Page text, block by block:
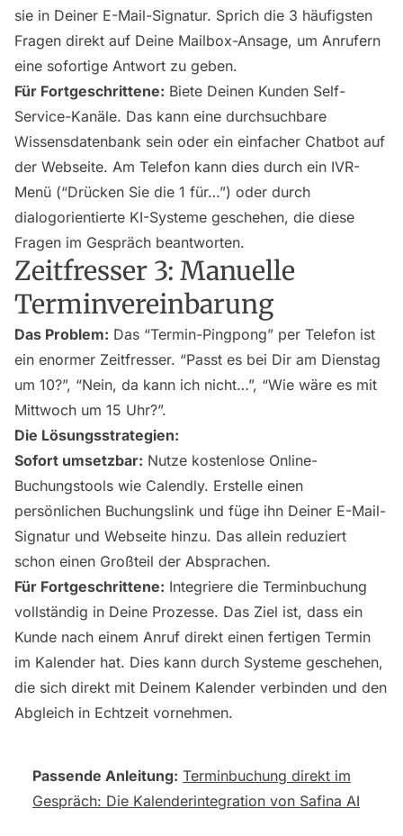
sie in Deiner E-Mail-Signatur. Sprich die 3 häufigsten
Fragen direkt auf Deine Mailbox-Ansage, um Anrufern
eine sofortige Antwort zu geben.
Für Fortgeschrittene: Biete Deinen Kunden Self-
Service-Kanäle. Das kann eine durchsuchbare
Wissensdatenbank sein oder ein einfacher Chatbot auf
der Webseite. Am Telefon kann dies durch ein IVR-
Menü (“Drücken Sie die 1 für…”) oder durch
dialogorientierte KI-Systeme geschehen, die diese
Fragen im Gespräch beantworten.
Zeitfresser 3: Manuelle
Terminvereinbarung
Das Problem: Das “Termin-Pingpong” per Telefon ist
ein enormer Zeitfresser. “Passt es bei Dir am Dienstag
um 10?”, “Nein, da kann ich nicht…”, “Wie wäre es mit
Mittwoch um 15 Uhr?”.
Die Lösungsstrategien:
Sofort umsetzbar: Nutze kostenlose Online-
Buchungstools wie Calendly. Erstelle einen
persönlichen Buchungslink und füge ihn Deiner E-Mail-
Signatur und Webseite hinzu. Das allein reduziert
schon einen Großteil der Absprachen.
Für Fortgeschrittene: Integriere die Terminbuchung
vollständig in Deine Prozesse. Das Ziel ist, dass ein
Kunde nach einem Anruf direkt einen fertigen Termin
im Kalender hat. Dies kann durch Systeme geschehen,
die sich direkt mit Deinem Kalender verbinden und den
Abgleich in Echtzeit vornehmen.
Passende Anleitung: Terminbuchung direkt im
Gespräch: Die Kalenderintegration von Safina AI